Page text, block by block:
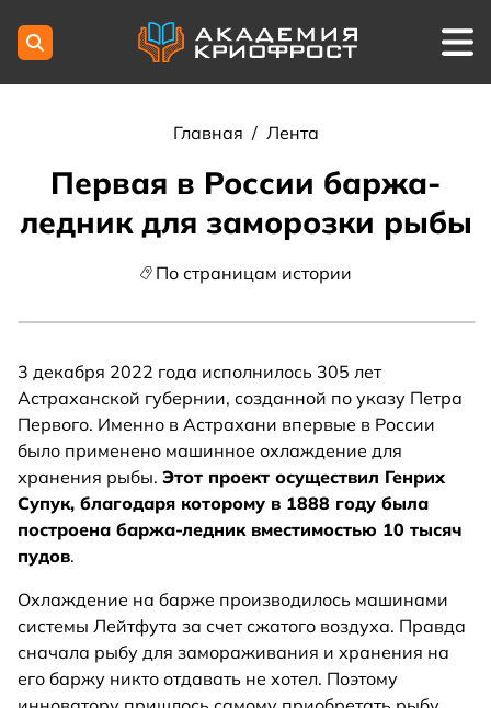
Главная / Лента
Первая в России баржа-
ледник для заморозки рыбы
По страницам истории
3 декабря 2022 года исполнилось 305 лет
Астраханской губернии, созданной по указу Петра
Первого. Именно в Астрахани впервые в России
было применено машинное охлаждение для
хранения рыбы. Этот проект осуществил Генрих
Супук, благодаря которому в 1888 году была
построена баржа-ледник вместимостью 10 тысяч
пудов.
Охлаждение на барже производилось машинами
системы Лейтфута за счет сжатого воздуха. Правда
сначала рыбу для замораживания и хранения на
его баржу никто отдавать не хотел. Поэтому